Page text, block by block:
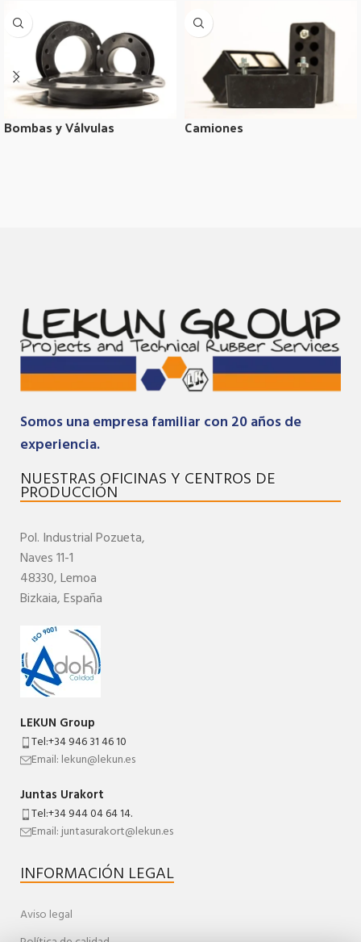
Bombas y Válvulas Camiones
Somos una empresa familiar con 20 años de
experiencia.
NUESTRAS OFICINAS Y CENTROS DE
PRODUCCIÓN
Pol. IndustrialPozueta,
Naves 11-1
48330,Lemoa
Bizkaia,España
LEKUN Group
Tel:+34 946 31 46 10
Email: lekun@lekun.es
Juntas Urakort
Tel:+34 944 04 64 14.
Email: juntasurakort@lekun.es
INFORMACIÓN LEGAL
Aviso legal